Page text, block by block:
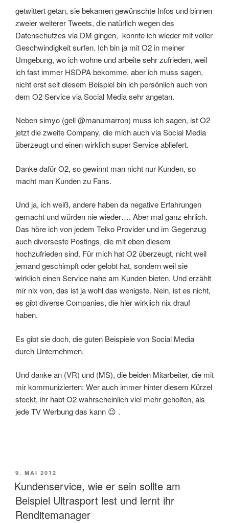
getwittert getan, sie bekamen gewünschte Infos und binnen
zweier weiterer Tweets, die natürlich wegen des
Datenschutzes via DM gingen, konnte ich wieder mit voller
Geschwindigkeit surfen. Ich bin ja mit O2 in meiner
Umgebung, wo ich wohne und arbeite sehr zufrieden, weil
ich fast immer HSDPA bekomme, aber ich muss sagen,
nicht erst seit diesem Beispiel bin ich persönlich auch von
dem O2 Service via Social Media sehr angetan.
Neben simyo (gell @manumarron) muss ich sagen, ist O2
jetzt die zweite Company, die mich auch via Social Media
überzeugt und einen wirklich super Service abliefert.
Danke dafür O2, so gewinnt man nicht nur Kunden, so
macht man Kunden zu Fans.
Und ja, ich weiß, andere haben da negative Erfahrungen
gemacht und würden nie wieder…. Aber mal ganz ehrlich.
Das höre ich von jedem Telko Provider und im Gegenzug
auch diverseste Postings, die mit eben diesem
hochzufrieden sind. Für mich hat O2 überzeugt, nicht weil
jemand geschimpft oder gelobt hat, sondern weil sie
wirklich einen Service nahe am Kunden bieten. Und erzählt
mir nix von, das ist ja wohl das wenigste. Nein, ist es nicht,
es gibt diverse Companies, die hier wirklich nix drauf
haben.
Es gibt sie doch, die guten Beispiele von Social Media
durch Unternehmen.
Und danke an (VR) und (MS), die beiden Mitarbeiter, die mit
mir kommunizierten: Wer auch immer hinter diesem Kürzel
steckt, ihr habt O2 wahrscheinlich viel mehr geholfen, als
jede TV Werbung das kann 😉 .
VERÖFFENTLICHT
AM
9. MAI 2012
Kundenservice, wie er sein sollte am
Beispiel Ultrasport lest und lernt ihr
Renditemanager